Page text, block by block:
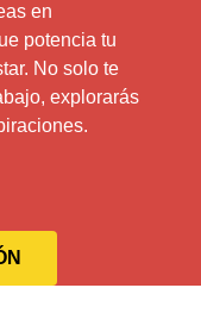
en
potencia tu
No solo te
explorarás